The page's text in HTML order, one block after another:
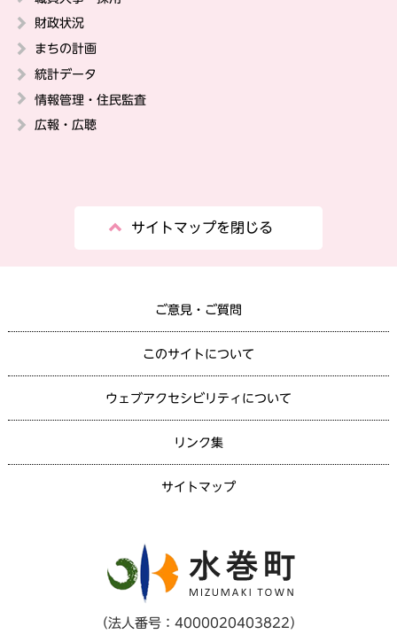
財政状況
まちの計画
統計データ
情報管理・住民監査
広報・広聴
サイトマップを閉じる
ご意見・ご質問
このサイトについて
ウェブアクセシビリティについて
リンク集
サイトマップ
（法人番号：4000020403822）